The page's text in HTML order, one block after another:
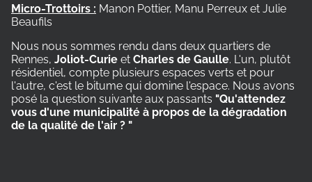
Micro-Trottoirs : Manon Pottier, Manu Perreux et Julie
Beaufils
Nous nous sommes rendu dans deux quartiers de
Rennes, Joliot-Curie et Charles de Gaulle. L'un, plutôt
résidentiel, compte plusieurs espaces verts et pour
l'autre, c'est le bitume qui domine l'espace. Nous avons
posé la question suivante aux passants "Qu'attendez
vous d'une municipalité à propos de la dégradation
de la qualité de l'air ? "